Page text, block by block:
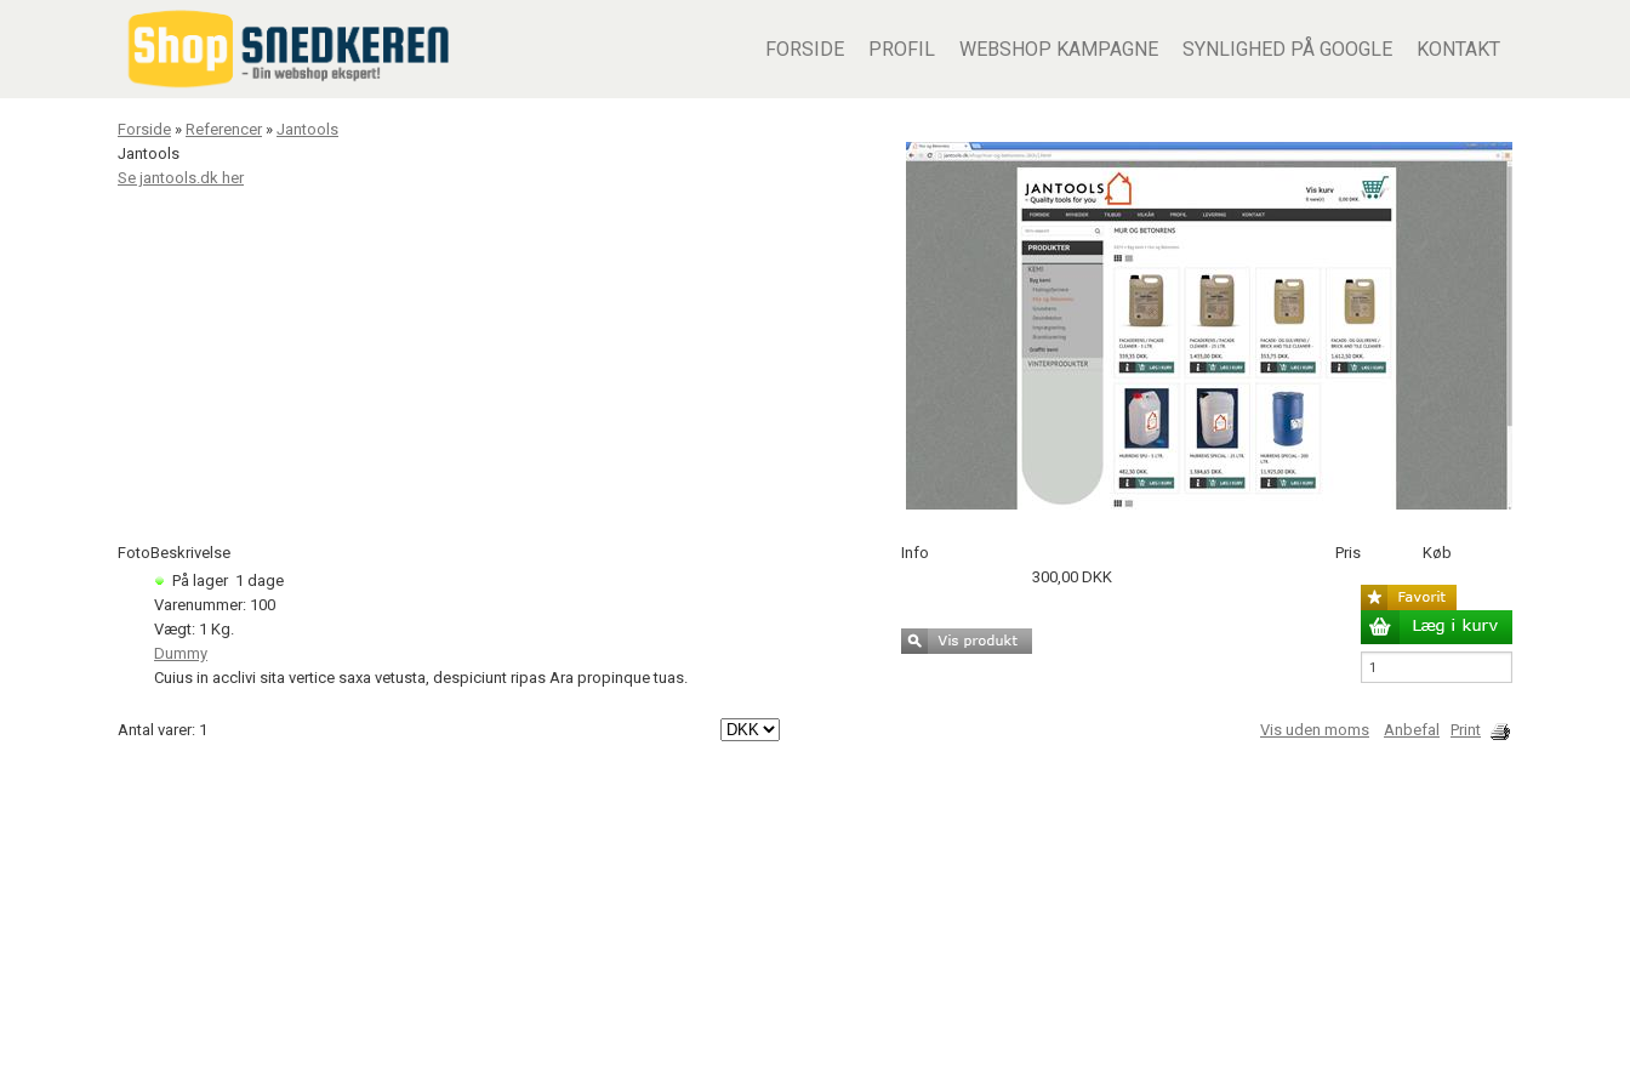
FORSIDE PROFIL WEBSHOP KAMPAGNE SYNLIGHED PÅ GOOGLE KONTAKT
Forside » Referencer » Jantools
Jantools
Se jantools.dk her
FotoBeskrivelse Info Pris
Køb
På lager 1 dage
Varenummer: 100
Vægt: 1 Kg.
Dummy
Cuius in acclivi sita vertice saxa vetusta, despiciunt ripas Ara propinque tuas.
300,00 DKK
Antal varer: 1 Vis uden moms Anbefal Print